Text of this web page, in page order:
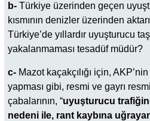
b- Türkiye üzerinden geçen
kısmının denizler üzerinden
Türkiye’de yıllardır uyuşturucu
yakalanmaması tesadüf müdür?
c- Mazot kaçakçılığı için,
yapması gibi, resmi ve gayrı
çabalarının, “uyuşturucu
nedeni ile, rant kaybına